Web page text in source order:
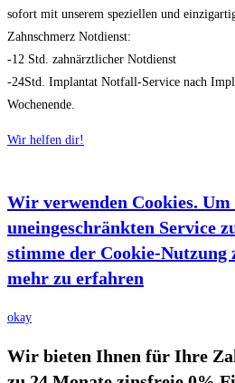
sofort mit unserem speziellen und
Zahnschmerz Notdienst:
-12 Std. zahnärztlicher Notdienst
-24Std. Implantat Notfall-Service nach
Wochenende.
Wir helfen dir!
Wir verwenden Cookies.
uneingeschränkten Service
stimme der Cookie-
mehr zu erfahren
okay
Wir bieten Ihnen für Ihre